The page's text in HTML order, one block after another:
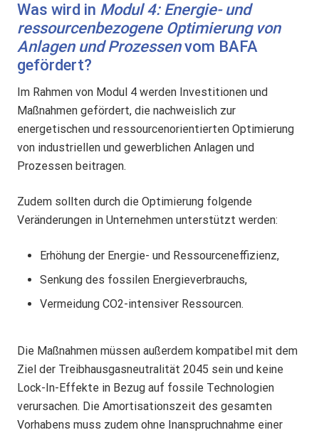
Was wird in Modul 4: Energie- und
ressourcenbezogene Optimierung von
Anlagen und Prozessenvom BAFA
gefördert?
Im Rahmen von Modul 4 werden Investitionen und
Maßnahmen gefördert, die nachweislich zur
energetischen und ressourcenorientierten Optimierung
von industriellen und gewerblichen Anlagen und
Prozessen beitragen.
Zudem sollten durch die Optimierung folgende
Veränderungen in Unternehmen unterstützt werden:
Erhöhung der Energie- und Ressourceneffizienz,
Senkung des fossilen Energieverbrauchs,
Vermeidung CO2-intensiver Ressourcen.
Die Maßnahmen müssen außerdem kompatibel mit dem
Ziel der Treibhausgasneutralität 2045 sein und keine
Lock-In-Effekte in Bezug auf fossile Technologien
verursachen. Die Amortisationszeit des gesamten
Vorhabens muss zudem ohne Inanspruchnahme einer